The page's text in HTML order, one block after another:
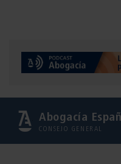
Abogacía
CONSEJO GENERAL